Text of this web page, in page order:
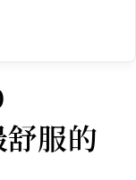
服的